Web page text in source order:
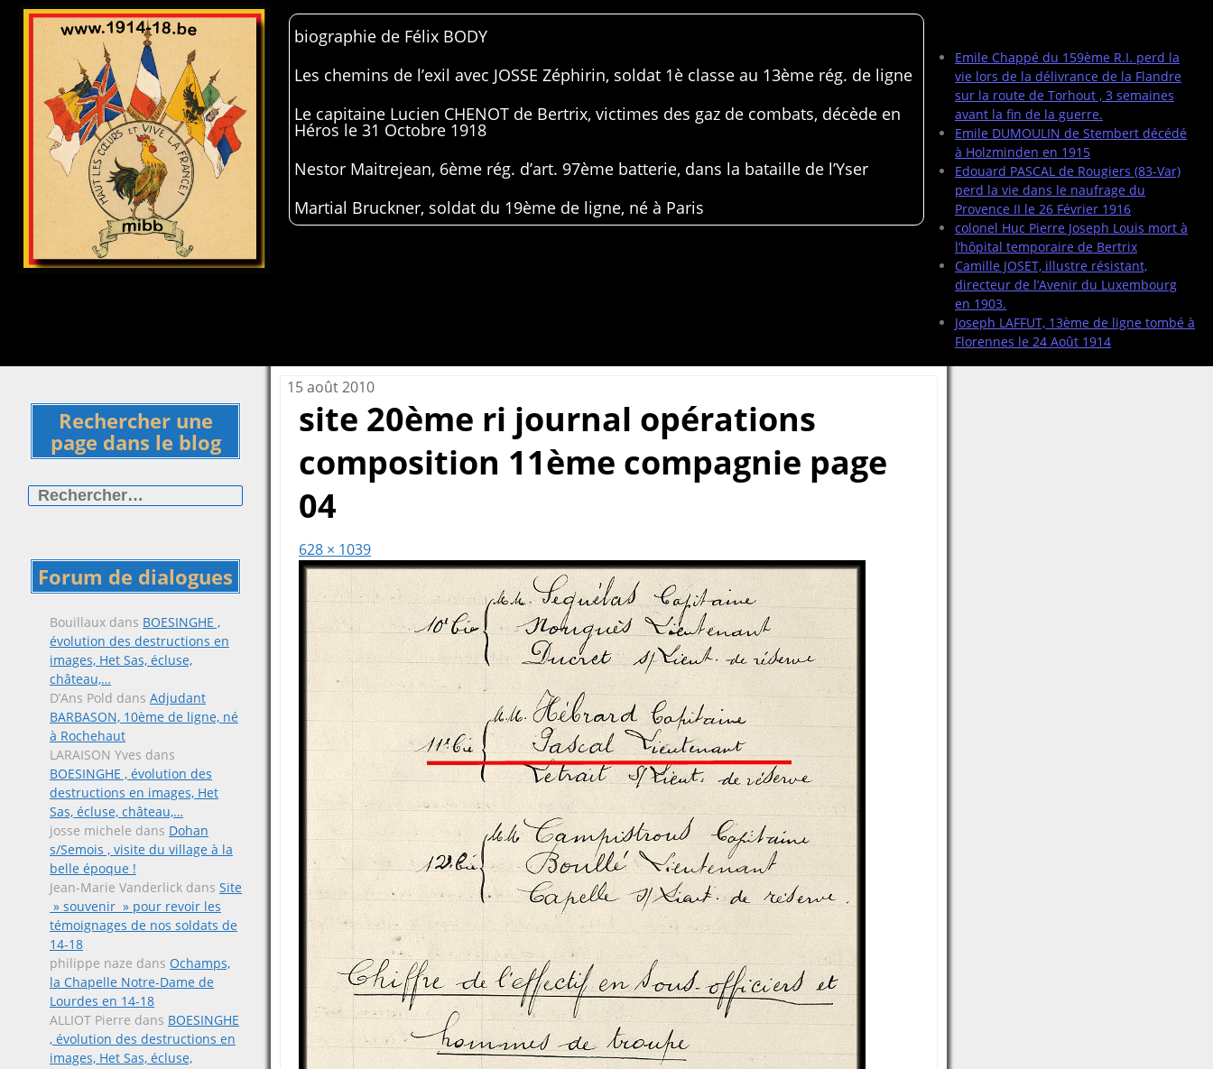
Emile Chappé du 159ème R.I. perd la
vie lors de la délivrance de la Flandre
sur la route de Torhout , 3 semaines
avant la fin de la guerre.
Emile DUMOULIN de Stembert décédé
à Holzminden en 1915
Edouard PASCAL de Rougiers (83-Var)
perd la vie dans le naufrage du
Provence II le 26 Février 1916
colonel Huc Pierre Joseph Louis mort à
l’hôpital temporaire de Bertrix
Camille JOSET, illustre résistant,
directeur de l’Avenir du Luxembourg
en 1903.
Joseph LAFFUT, 13ème de ligne tombé à
Florennes le 24 Août 1914
biographie de Félix BODY
Les chemins de l’exil avec JOSSE Zéphirin, soldat 1è classe au 13ème rég. de ligne
Le capitaine Lucien CHENOT de Bertrix, victimes des gaz de combats, décède en
Héros le 31 Octobre 1918
Nestor Maitrejean, 6ème rég. d’art. 97ème batterie, dans la bataille de l’Yser
Martial Bruckner, soldat du 19ème de ligne, né à Paris
Rechercher une
page dans le blog
Forum de dialogues
Bouillaux dans BOESINGHE ,
évolution des destructions en
images, Het Sas, écluse,
château,…
D’Ans Pold dans Adjudant
BARBASON, 10ème de ligne, né
à Rochehaut
LARAISON Yves dans
BOESINGHE , évolution des
destructions en images, Het
Sas, écluse, château,…
josse michele dans Dohan
s/Semois , visite du village à la
belle époque !
Jean-Marie Vanderlick dans Site
» souvenir » pour revoir les
témoignages de nos soldats de
14-18
philippe naze dans Ochamps,
la Chapelle Notre-Dame de
Lourdes en 14-18
ALLIOT Pierre dans BOESINGHE
, évolution des destructions en
images, Het Sas, écluse,
15 août 2010
site 20ème ri journal opérations
composition 11ème compagnie page
04
628 × 1039